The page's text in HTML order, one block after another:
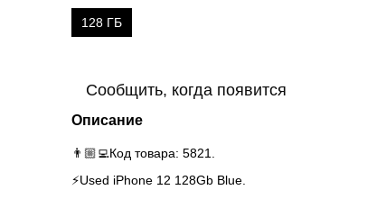
128 ГБ
Сообщить, когда появится
Описание
👨🏼‍💻Код товара: 5821.
⚡️Used iPhone 12 128Gb Blue.